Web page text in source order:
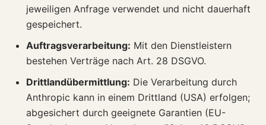
jeweiligen Anfrage verwendet und nicht dauerhaft
gespeichert.
Auftragsverarbeitung: Mit den Dienstleistern
bestehen Verträge nach Art. 28 DSGVO.
Drittlandübermittlung: Die Verarbeitung durch
Anthropic kann in einem Drittland (USA) erfolgen;
abgesichert durch geeignete Garantien (EU-